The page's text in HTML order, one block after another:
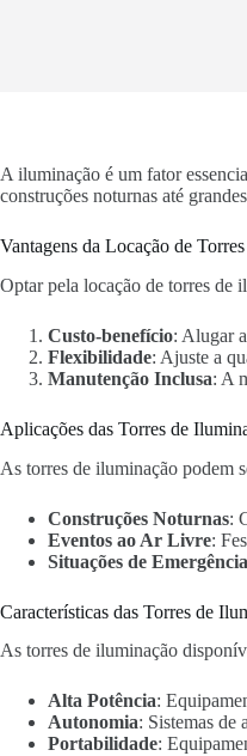
A iluminação é um fator
construções noturnas até
Vantagens da Locação de
Optar pela locação de torres de
Custo-benefício: Alugar
Flexibilidade: Ajuste a
Manutenção Inclusa: A
Aplicações das Torres de
As torres de iluminação podem
Construções Noturnas:
Eventos ao Ar Livre:
Situações de Emergência
Características das Torres de
As torres de iluminação
Alta Potência:
Autonomia: Sistemas de
Portabilidade: